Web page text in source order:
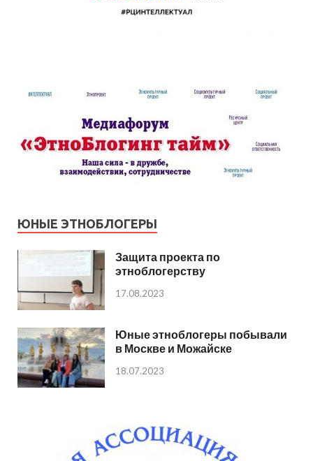
ЮНЫЕ ЭТНОБЛОГЕРЫ
Защита проекта по
этноблогерству
17.08.2023
Юные этноблогеры побывали
в Москве и Можайске
18.07.2023